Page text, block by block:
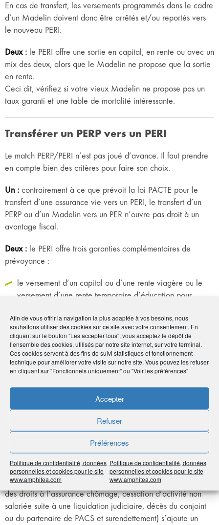
Afin de vous offrir la navigation la plus adaptée à vos besoins, nous
souhaitons utiliser des cookies sur ce site avec votre consentement. En
cliquant sur le bouton "Les accepter tous", vous acceptez le dépôt de
l’ensemble des cookies, utilisés par notre site internet, sur votre terminal.
Ces cookies servent à des fins de suivi statistiques et fonctionnement
technique pour améliorer votre visite sur notre site. Vous pouvez les refuser
en cliquant sur "Fonctionnels uniquement" ou "Voir les préférences"
Accepter
Refuser
Préférences
Politique de confidentialité, données
personnelles et cookies pour le site
www.amphitea.com
Politique de confidentialité, données
personnelles et cookies pour le site
www.amphitea.com
En cas de transfert, les versements programmés dans le cadre
d’un Madelin doivent donc être arrêtés et/ou reportés vers
le nouveau PERI.
Deux : le PERI offre une sortie en capital, en rente ou avec un
mix des deux, alors que le Madelin ne propose que la sortie
en rente.
Ceci dit, vérifiez si votre vieux Madelin ne propose pas un
taux garanti et une table de mortalité intéressante.
Transférer un PERP vers un PERI
Le match PERP/PERI n’est pas joué d’avance. Il faut prendre
en compte bien des critères pour faire son choix.
Un : contrairement à ce que prévoit la loi PACTE pour le
transfert d’une assurance vie vers un PERI, le transfert d’un
PERP ou d’un Madelin vers un PER n’ouvre pas droit à un
avantage fiscal.
Deux : le PERI offre trois garanties complémentaires de
prévoyance :
le versement d’un capital ou d’une rente viagère ou le
versement d’une rente temporaire d’éducation pour
le versement d’un capital ou d’une rente viagère en cas
de perte d’autonomie de l’assuré,
le versement d’un capital ou d’une rente viagère en cas
de perte d’autonomie de l’assuré.
Trois :alors que le PERP autorise une sortie en capital, mais
sous conditions restrictives (achat de la première résidence
principale, capital libéré soumis à l’impôt sur le revenu…), le
PERI offre la même chose mais à 100 % et sans conditions.
Il permet même de moduler ses sorties en capital via des
rachats partiels et d’opter pour un mix capital/rente.
Quatre :aux cinq cas exceptionnels permettant de débloquer
l’épargne d’un PERP avant l’âge de la retraite (invalidité, fin
des droits à l’assurance chômage, cessation d’activité non
salariée suite à une liquidation judiciaire, décès du conjoint
ou du partenaire de PACS et surendettement) s’ajoute un